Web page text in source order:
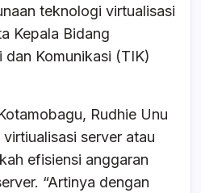
teknologi virtualisasi
Kepala Bidang
Komunikasi (TIK)
Rudhie Unu
server atau
efisiensi anggaran
“Artinya dengan